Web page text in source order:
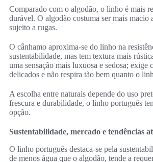
Comparado com o algodão, o linho é mais
durável. O algodão costuma ser mais macio
sujeito a rugas.
O cânhamo aproxima-se do linho na
sustentabilidade, mas tem textura mais
uma sensação mais luxuosa e sedosa; exige
delicados e não respira tão bem quanto o
A escolha entre naturais depende do uso
frescura e durabilidade, o linho português
opção.
Sustentabilidade, mercado e tendências
O linho português destaca-se pela
de menos água que o algodão, tende a